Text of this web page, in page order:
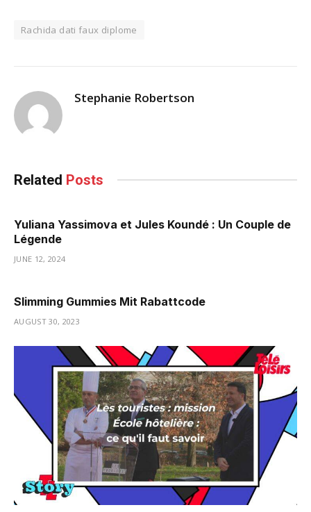
Rachida dati faux diplome
Stephanie Robertson
Related Posts
Yuliana Yassimova et Jules Koundé : Un Couple de
Légende
JUNE 12, 2024
Slimming Gummies Mit Rabattcode
AUGUST 30, 2023